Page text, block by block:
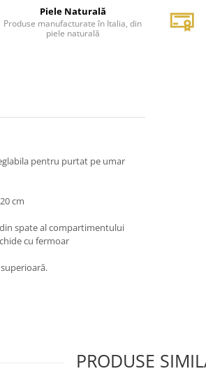
Piele Naturală
Produse manufacturate în Italia, din
piele naturală
pentru purtat pe umar
cm
spate al compartimentului
cu fermoar
PRODUSE